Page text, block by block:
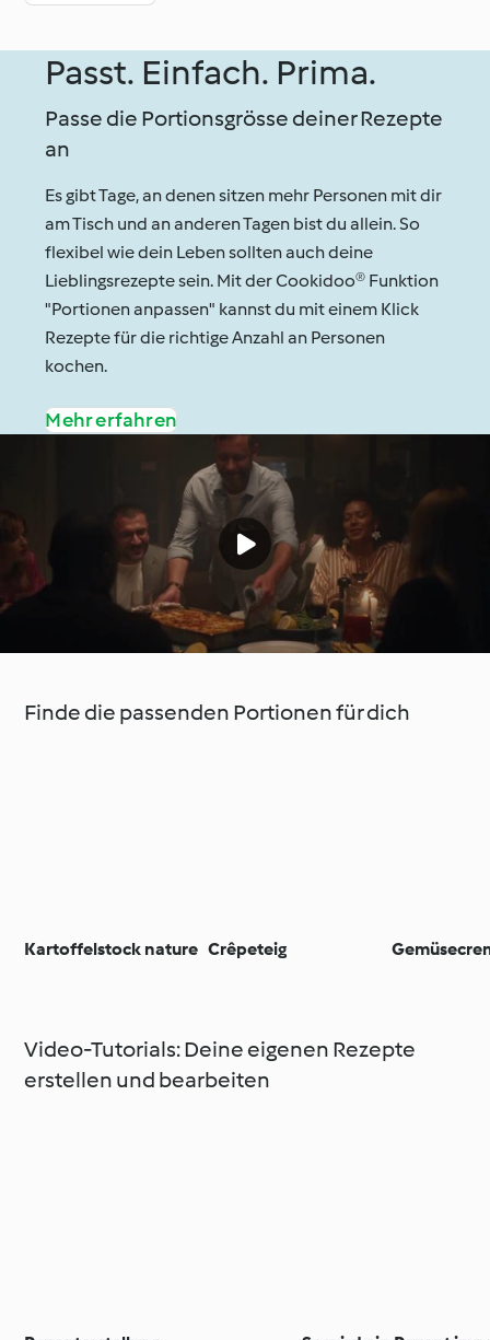
Passt. Einfach. Prima.
Passe die Portionsgrösse deiner Rezepte
an
Es gibt Tage, an denen sitzen mehr Personen mit dir
am Tisch und an anderen Tagen bist du allein. So
flexibel wie dein Leben sollten auch deine
Lieblingsrezepte sein. Mit der Cookidoo® Funktion
"Portionen anpassen" kannst du mit einem Klick
Rezepte für die richtige Anzahl an Personen
kochen.
Mehr erfahren
Finde die passenden Portionen für dich
Kartoffelstock nature Crêpeteig
Video-Tutorials: Deine eigenen Rezepte
erstellen und bearbeiten